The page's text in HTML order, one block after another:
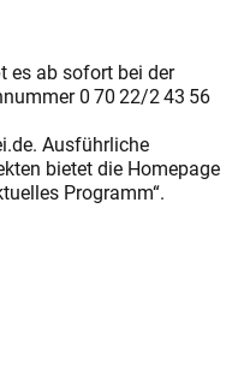
es ab sofort bei der
0 70 22/2 43 56
Ausführliche
bietet die Homepage
Programm“.